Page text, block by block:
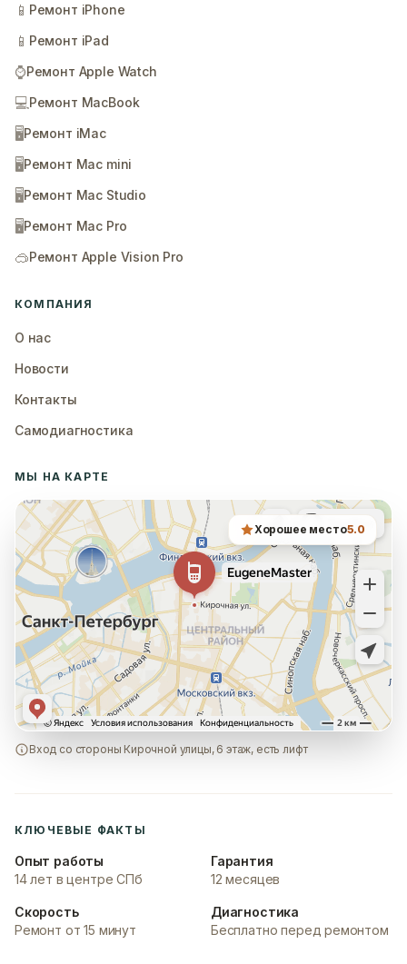
📱 Ремонт iPhone
📱 Ремонт iPad
⌚Ремонт Apple Watch
💻Ремонт MacBook
🖥️Ремонт iMac
🖥️Ремонт Mac mini
🖥️Ремонт Mac Studio
🖥️Ремонт Mac Pro
🥽Ремонт Apple Vision Pro
КОМПАНИЯ
О нас
Новости
Контакты
Самодиагностика
МЫ НА КАРТЕ
Хорошее место5.0
Вход со стороны Кирочной улицы, 6 этаж, есть лифт
КЛЮЧЕВЫЕ ФАКТЫ
Опыт работы
14 лет в центре СПб
Гарантия
12 месяцев
Скорость
Ремонт от 15 минут
Диагностика
Бесплатно перед ремонтом